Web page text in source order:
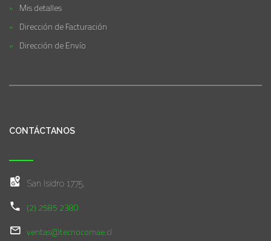
Mis detalles
Dirección de Facturación
Dirección de Envío
CONTÁCTANOS
San Isidro 1775,
(2) 2585 2380
ventas@tecnocomae.cl